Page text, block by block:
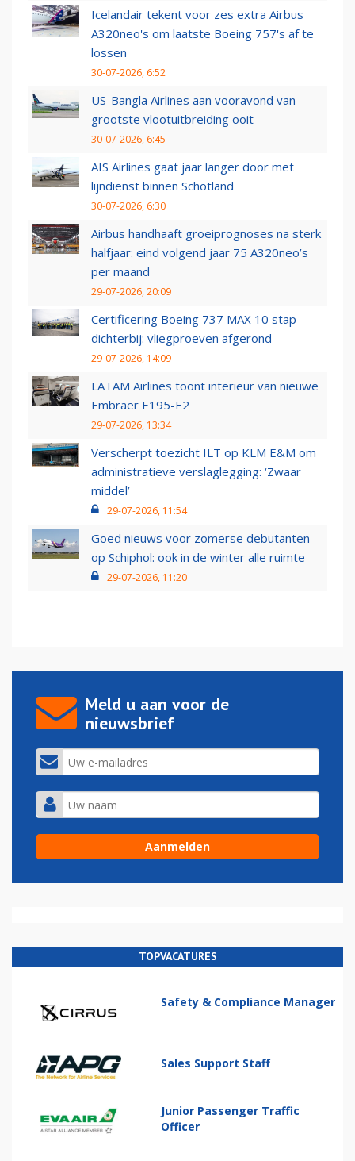
Icelandair tekent voor zes extra Airbus
A320neo's om laatste Boeing 757's af te
lossen
30-07-2026, 6:52
US-Bangla Airlines aan vooravond van
grootste vlootuitbreiding ooit
30-07-2026, 6:45
AIS Airlines gaat jaar langer door met
lijndienst binnen Schotland
30-07-2026, 6:30
Airbus handhaaft groeiprognoses na sterk
halfjaar: eind volgend jaar 75 A320neo’s
per maand
29-07-2026, 20:09
Certificering Boeing 737 MAX 10 stap
dichterbij: vliegproeven afgerond
29-07-2026, 14:09
LATAM Airlines toont interieur van nieuwe
Embraer E195-E2
29-07-2026, 13:34
Verscherpt toezicht ILT op KLM E&M om
administratieve verslaglegging: ‘Zwaar
middel’
29-07-2026, 11:54
Goed nieuws voor zomerse debutanten
op Schiphol: ook in de winter alle ruimte
29-07-2026, 11:20
Meld u aan voor de
nieuwsbrief
TOPVACATURES
Safety & Compliance Manager
Sales Support Staff
Junior Passenger Traffic
Officer